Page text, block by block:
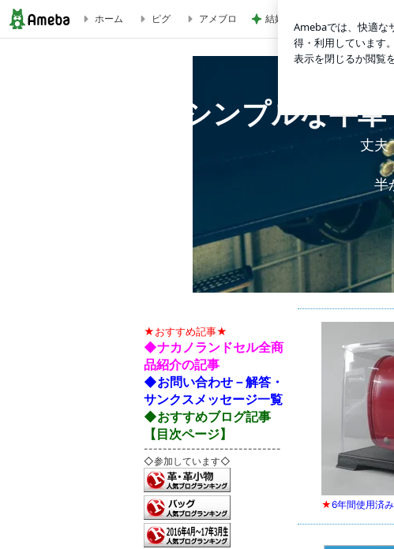
シンプルな牛革ランドセルを東大阪で作っています。
ホーム ピグ アメブロ 結婚する娘のために準備した
シンプルな牛
丈夫
半
★6年間使用済
★おすすめ記事★
◆ナカノランドセル全商
品紹介の記事
◆お問い合わせ－解答・
サンクスメッセージ一覧
◆おすすめブログ記事
【目次ページ】
-----------------------------
◇参加しています◇